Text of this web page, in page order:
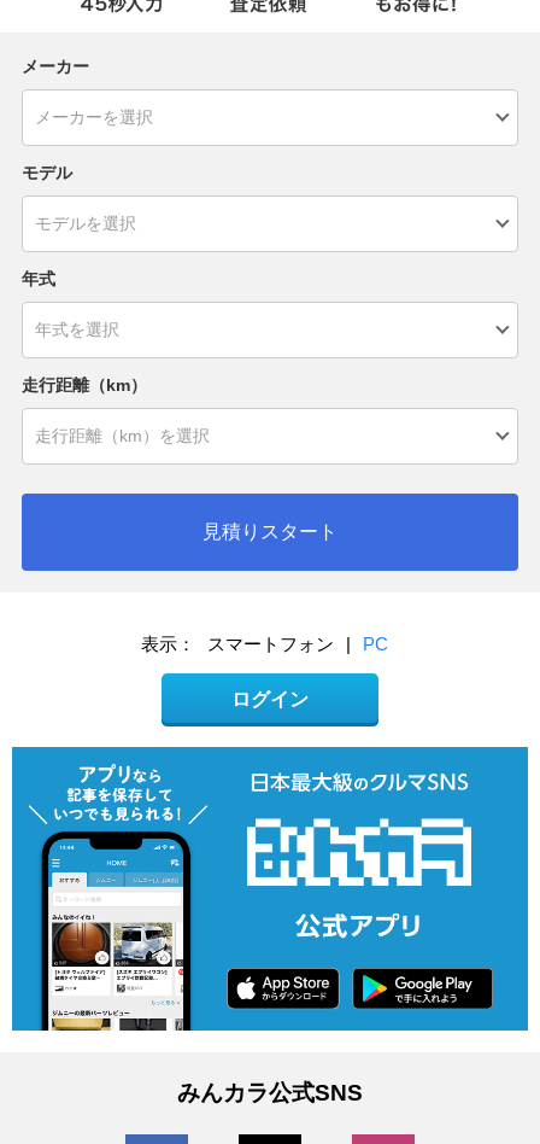
メーカー
モデル
年式
走行距離（km）
見積りスタート
表示： スマートフォン | PC
ログイン
みんカラ公式SNS